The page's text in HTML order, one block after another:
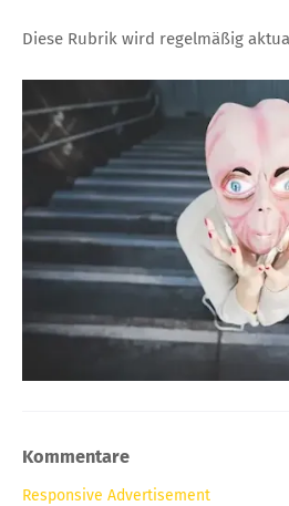
Diese Rubrik wird regelmäßig
Kommentare
Responsive Advertisement